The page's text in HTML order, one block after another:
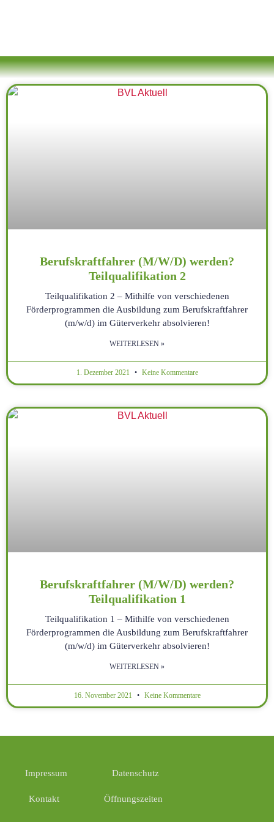
Berufskraftfahrer (M/W/D) werden?
Teilqualifikation 2
Teilqualifikation 2 – Mithilfe von verschiedenen
Förderprogrammen die Ausbildung zum Berufskraftfahrer
(m/w/d) im Güterverkehr absolvieren!
WEITERLESEN »
1. Dezember 2021 Keine Kommentare
Berufskraftfahrer (M/W/D) werden?
Teilqualifikation 1
Teilqualifikation 1 – Mithilfe von verschiedenen
Förderprogrammen die Ausbildung zum Berufskraftfahrer
(m/w/d) im Güterverkehr absolvieren!
WEITERLESEN »
16. November 2021 Keine Kommentare
Impressum Datenschutz
Kontakt Öffnungszeiten